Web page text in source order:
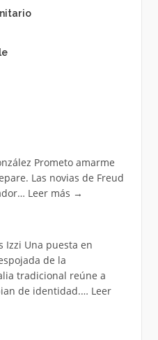
Prometo amarme
Las novias de Freud
Leer más →
Izzi Una puesta en
de la
tradicional reúne a
de identidad.… Leer